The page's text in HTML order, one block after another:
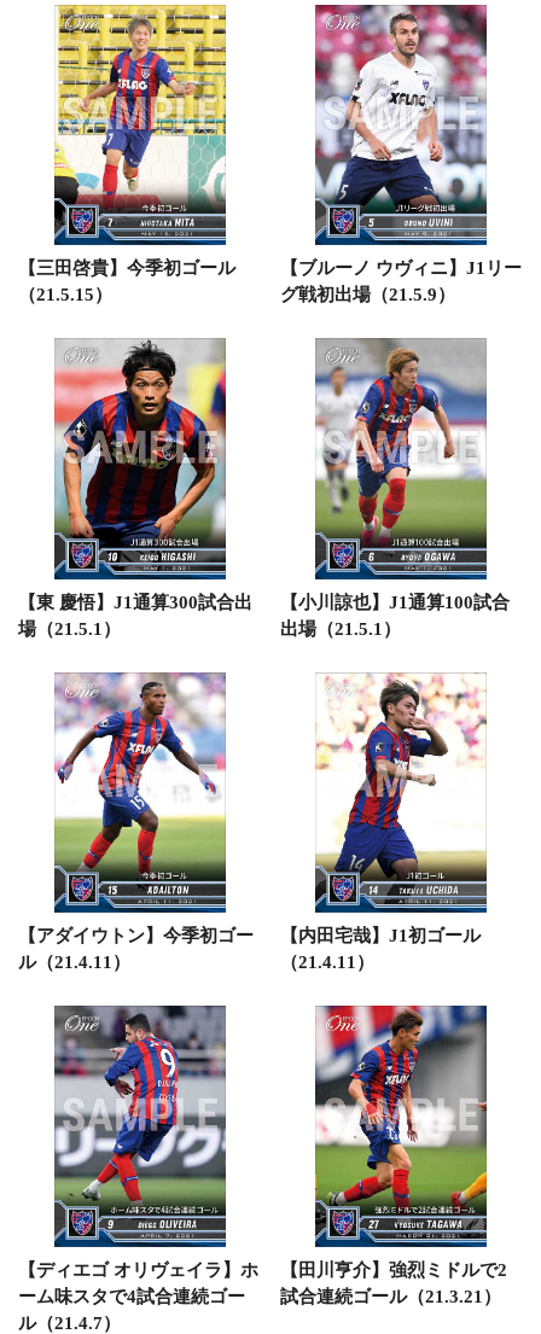
【三田啓貴】今季初ゴール
（21.5.15）
【ブルーノ ウヴィニ】J1リー
グ戦初出場（21.5.9）
【東 慶悟】J1通算300試合出
場（21.5.1）
【小川諒也】J1通算100試合
出場（21.5.1）
【アダイウトン】今季初ゴー
ル（21.4.11）
【内田宅哉】J1初ゴール
（21.4.11）
【ディエゴ オリヴェイラ】ホ
ーム味スタで4試合連続ゴー
ル（21.4.7）
【田川亨介】強烈ミドルで2
試合連続ゴール（21.3.21）